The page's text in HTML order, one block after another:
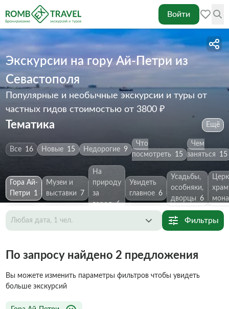
Войти
Экскурсии на гору Ай-Петри из
Севастополя
Популярные и необычные экскурсии и туры от
частных гидов стоимостью от 3800 ₽
Тематика Ещё
Все 16 Новые 15 Недорогие 9
Что
посмотреть
15
Чем
заняться
15
Гора Ай-
Петри
1
Музеи и
выставки
7
На
природу
за
город 6
Увидеть
главное 6
Усадьбы,
особняки,
дворцы 6
Любая дата, 1 чел. Фильтры
По запросу найдено 2 предложения
Вы можете изменить параметры фильтров чтобы увидеть
больше экскурсий